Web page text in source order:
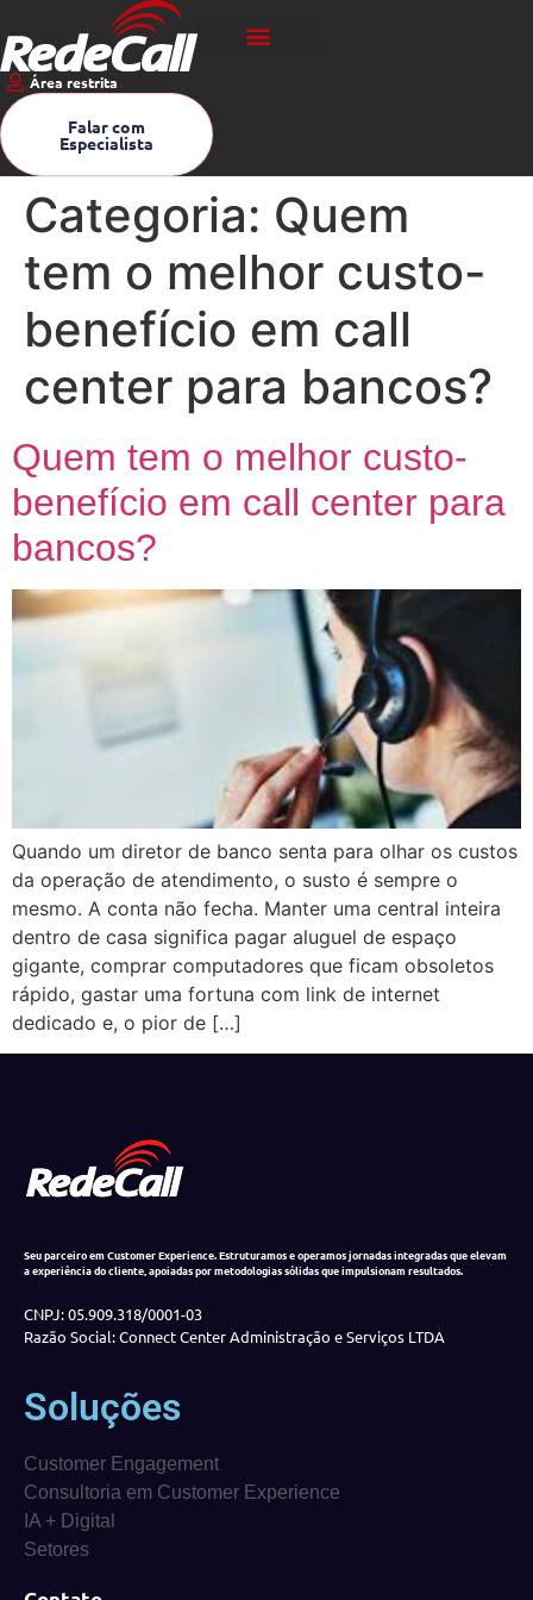
Área restrita
Falar com
Especialista
Categoria: Quem
tem o melhor custo-
benefício em call
center para bancos?
Quem tem o melhor custo-
benefício em call center para
bancos?
Quando um diretor de banco senta para olhar os custos
da operação de atendimento, o susto é sempre o
mesmo. A conta não fecha. Manter uma central inteira
dentro de casa significa pagar aluguel de espaço
gigante, comprar computadores que ficam obsoletos
rápido, gastar uma fortuna com link de internet
dedicado e, o pior de […]
Seu parceiro em Customer Experience. Estruturamos e operamos jornadas integradas que elevam
a experiência do cliente, apoiadas por metodologias sólidas que impulsionam resultados.
CNPJ: 05.909.318/0001-03
Razão Social: Connect Center Administração e Serviços LTDA
Soluções
Customer Engagement
Consultoria em Customer Experience
IA + Digital
Setores